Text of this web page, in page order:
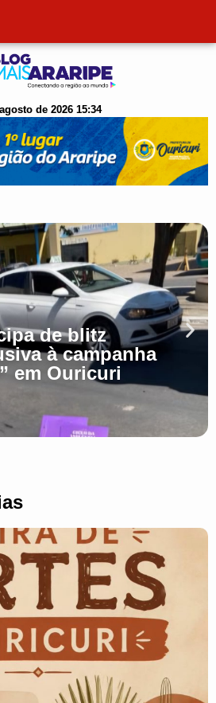
de 2026 15:34
de blitz
à campanha
em Ouricuri